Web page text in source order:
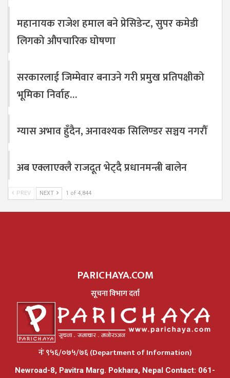
महानायक राजेश हमाल बने प्रेसिडेन्ट, सुपर कमेडी
लिगको औपचारिक घोषणा
सरकारलाई जिम्मेवार बनाउने गरी प्रमुख प्रतिपक्षीको
भूमिका निर्वाह…
ग्यास अभाव हुँदैन, अनावश्यक सिलिण्डर सञ्चय नगरौँ
अब एक्लाएक्लै राजदूत भेट्दै प्रधानमन्त्री बालेन
PREV NEXT 1 of 4,844
PARICHAYA.COM
सूचना विभाग दर्ता
नंः ९५६/०७५/७६ (Department of Information)
Newroad-8, Pavitra Marg. Pokhara, Nepal Contact: 061-